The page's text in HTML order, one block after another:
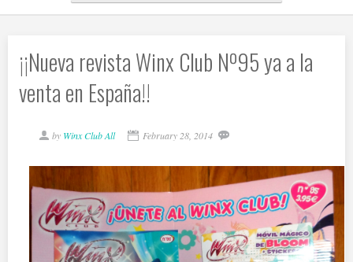
¡¡Nueva revista Winx Club Nº95 ya a la
venta en España!!
by Winx Club All February 28, 2014